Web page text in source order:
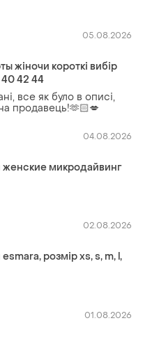
05.08.2026
жіночи короткі вибір
40 42 44
все як було в описі,
продавець!🫶🏻💋
04.08.2026
микродайвинг
02.08.2026
розмір xs, s, m, l,
01.08.2026